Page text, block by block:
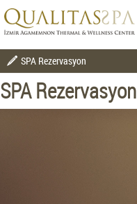
SPA Rezervasyon
SPA Rezervasyon